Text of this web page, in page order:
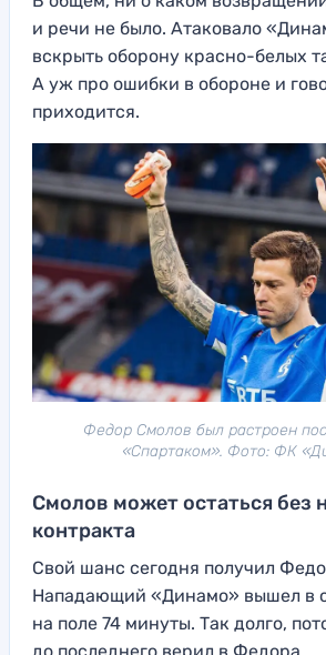
и речи не было. Атаковало
вскрыть оборону красно-белых
А уж про ошибки в обороне и
приходится.
Федор Смолов был растроен
«Спартаком». Фото: ФК
Смолов может остаться без
контракта
Свой шанс сегодня получил
Нападающий «Динамо» вышел в
на поле 74 минуты. Так долго,